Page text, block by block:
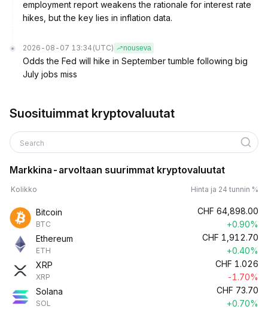
employment report weakens the rationale for interest rate
hikes, but the key lies in inflation data.
2026-08-07 13:34 (UTC) nouseva
Odds the Fed will hike in September tumble following big
July jobs miss
Suosituimmat kryptovaluutat
Search
Markkina-arvoltaan suurimmat kryptovaluutat
Kolikko Hinta ja 24 tunnin %
Bitcoin
BTC
CHF 64,898.00
+0.90%
Ethereum
ETH
CHF 1,912.70
+0.40%
XRP
XRP
CHF 1.026
-1.70%
Solana
SOL
CHF 73.70
+0.70%